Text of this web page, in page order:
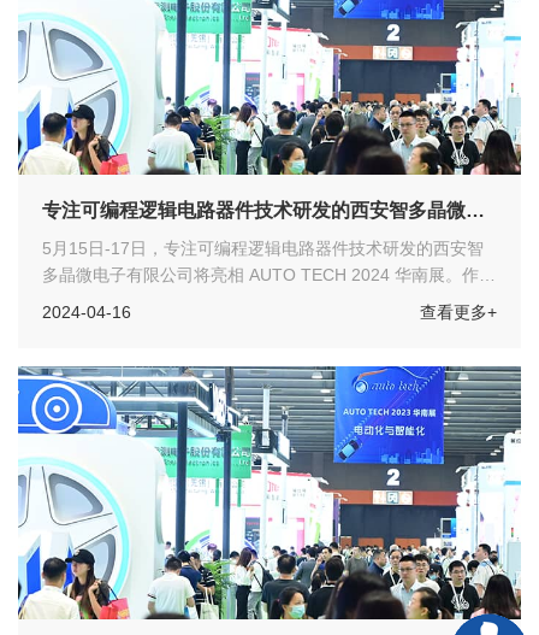
专注可编程逻辑电路器件技术研发的西安智多晶微电
5月15日-17日，专注可编程逻辑电路器件技术研发的西安智
多晶微电子有限公司将亮相 AUTO TECH 2024 华南展。作为
华南重要的汽车科技创新展示平台，欢迎各位汽车工程师们莅
2024-04-16 查看更多+